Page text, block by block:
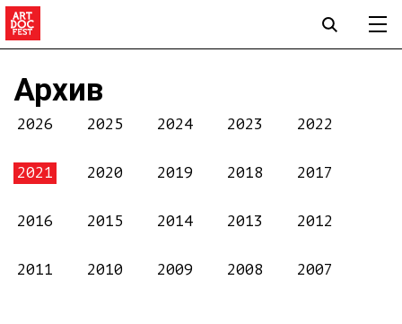
Архив
2026 2025 2024 2023 2022
2021 2020 2019 2018 2017
2016 2015 2014 2013 2012
2011 2010 2009 2008 2007